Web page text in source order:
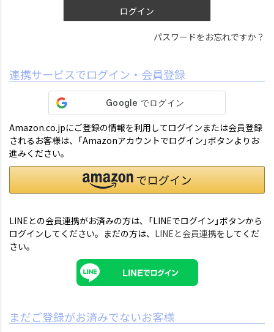
ログイン
パスワードをお忘れですか？
連携サービスでログイン・会員登録
Amazon.co.jpにご登録の情報を利用してログインまたは会員登録
されるお客様は、「Amazonアカウントでログイン」ボタンよりお
進みください。
LINEとの会員連携がお済みの方は、「LINEでログイン」ボタンから
ログインしてください。まだの方は、 LINEと会員連携をしてくだ
さい。
まだご登録がお済みでないお客様